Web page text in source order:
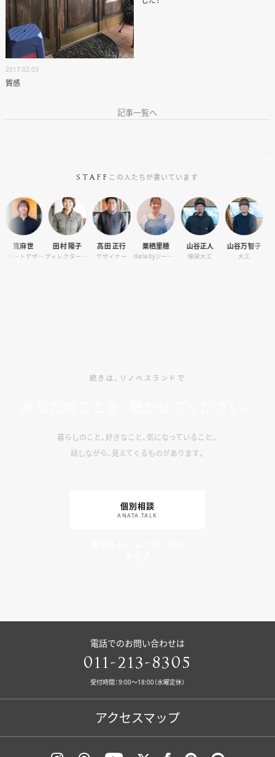
2017.02.03
質感
記事一覧へ
STAFF この人たちが書いています
田村 陽子
ディレクター / オーナーサポート
高田 正行
デザイナー
栗栖里穂
daria byジーバーFOOD マネージャー
山谷正人
棟梁大工
山谷万智子
大工
宇夫方爽帆
続きは、リノベスランドで
暮らしのこと、好きなこと、気になっていること。
話しながら、見えてくるものがあります。
個別相談
ANATA.TALK
電話でのお問い合わせは
011-213-8305
受付時間：9:00〜18:00（水曜定休）
アクセスマップ